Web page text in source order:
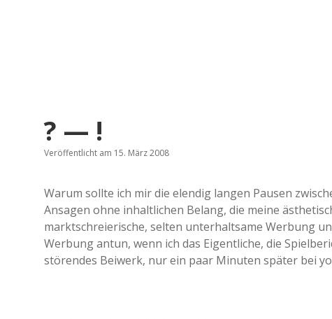
? — !
Veröffentlicht am 15. März 2008
Warum sollte ich mir die elendig langen Pausen
Ansagen ohne inhaltlichen Belang, die meine
marktschreierische, selten unterhaltsame Werbung
Werbung antun, wenn ich das Eigentliche, die
störendes Beiwerk, nur ein paar Minuten später bei